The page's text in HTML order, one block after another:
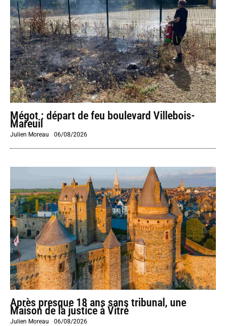
Mégot : départ de feu boulevard Villebois-
Mareuil
Julien Moreau -06/08/2026
Après presque 18 ans sans tribunal, une
Maison de la justice à Vitré
Julien Moreau -06/08/2026